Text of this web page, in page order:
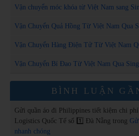
Vận chuyển móc khóa từ Việt Nam sang
Vận Chuyển Quả Hồng Từ Việt Nam Qua
Vận Chuyển Hàng Điện Tử Từ Việt Nam
Vận Chuyển Bí Đao Từ Việt Nam Qua
BÌNH LUẬN
Gửi quần áo đi Philippines tiết kiệm chi
Logistics Quốc Tế số 1️⃣ Đà Nẵng trong
nhanh chóng